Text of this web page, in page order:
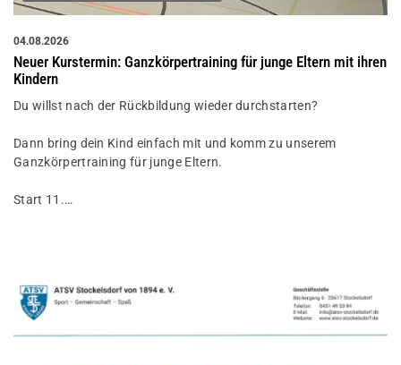
04.08.2026
Neuer Kurstermin: Ganzkörpertraining für junge Eltern mit ihren
Kindern
Du willst nach der Rückbildung wieder durchstarten?
Dann bring dein Kind einfach mit und komm zu unserem
Ganzkörpertraining für junge Eltern.
Start 11.…